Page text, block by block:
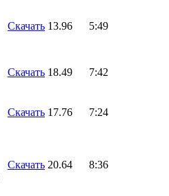
Скачать 13.96 5:49
Скачать 18.49 7:42
Скачать 17.76 7:24
Скачать 20.64 8:36